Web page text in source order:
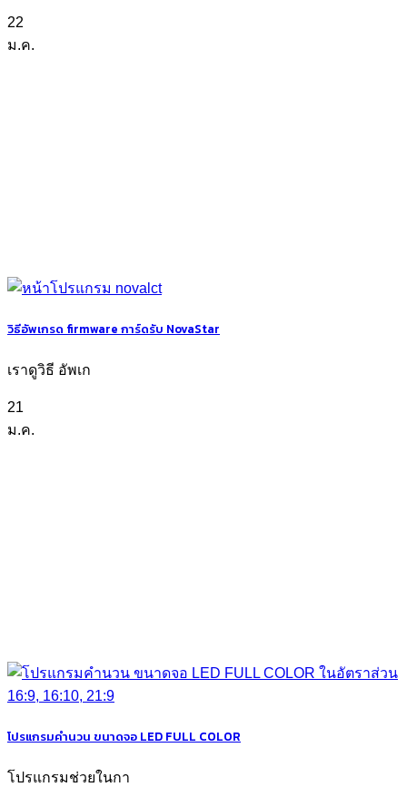
22
ม.ค.
วิธีอัพเกรด firmware การ์ดรับ NovaStar
เราดูวิธี อัพเก
21
ม.ค.
โปรแกรมคำนวน ขนาดจอ LED FULL COLOR
โปรแกรมช่วยในกา